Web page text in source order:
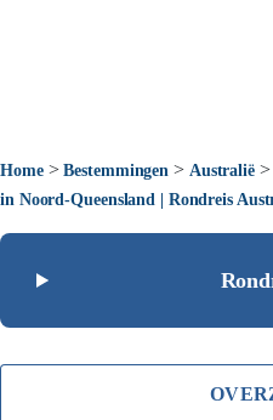
Home>Bestemmingen > Australië>
in Noord-Queensland | Rondreis